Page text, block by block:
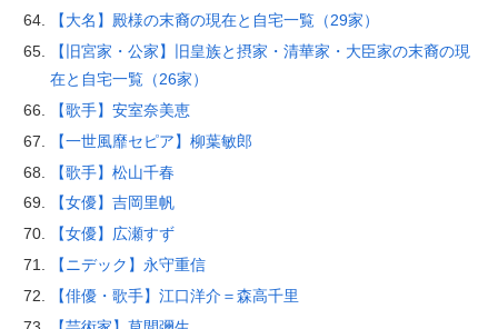
【大名】殿様の末裔の現在と自宅一覧（29家）
【旧宮家・公家】旧皇族と摂家・清華家・大臣家の末裔の現
在と自宅一覧（26家）
【歌手】安室奈美恵
【一世風靡セピア】柳葉敏郎
【歌手】松山千春
【女優】吉岡里帆
【女優】広瀬すず
【ニデック】永守重信
【俳優・歌手】江口洋介＝森高千里